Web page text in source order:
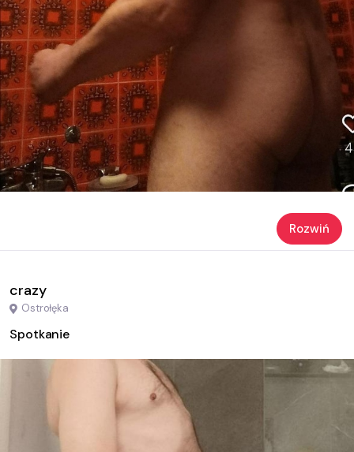
Rozwiń
crazy
Ostrołęka
Spotkanie